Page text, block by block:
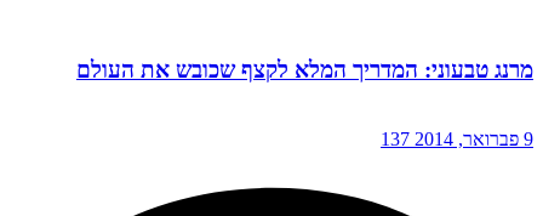
מרנג טבעוני: המדריך המלא לקצף שכובש את העולם
9 פברואר, 2014 137